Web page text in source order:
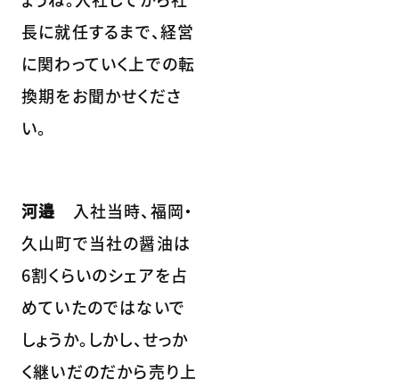
長に就任するまで、経営
に関わっていく上での転
換期をお聞かせくださ
い。
河邉 入社当時、福岡・
久山町で当社の醤油は
6割くらいのシェアを占
めていたのではないで
しょうか。しかし、せっか
く継いだのだから売り上